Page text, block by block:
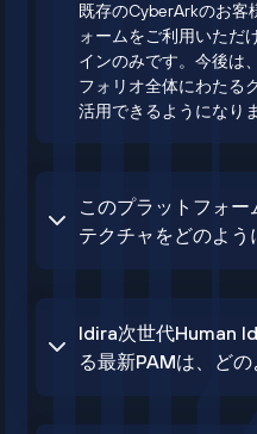
既存のCyberArkのお客
ォームをご利用いただ
インのみです。今後は
フォリオ全体にわたる
活用できるようになり
このプラットフォ
テクチャをどのよ
Idira次世代Human
る最新PAMは、ど